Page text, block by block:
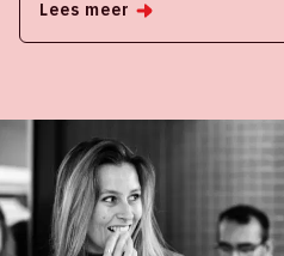
Lees meer